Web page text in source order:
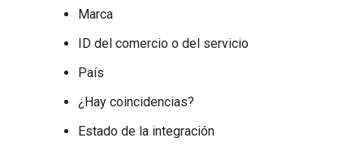
Marca
ID del comercio o del servicio
País
¿Hay coincidencias?
Estado de la integración